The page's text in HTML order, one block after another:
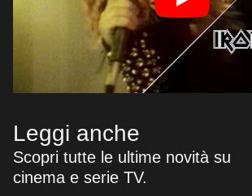
Leggi anche
Scopri tutte le ultime novità su
cinema e serie TV.